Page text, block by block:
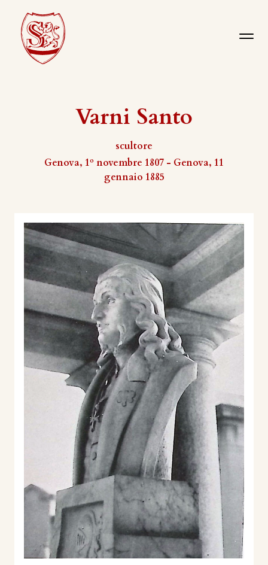
Varni Santo
scultore
Genova, 1º novembre 1807 - Genova, 11
gennaio 1885